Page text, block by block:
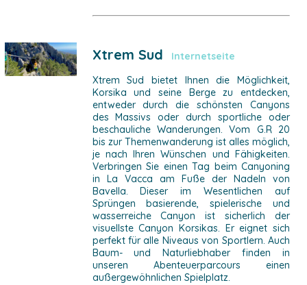
Xtrem Sud
Internetseite
Xtrem Sud bietet Ihnen die Möglichkeit,
Korsika und seine Berge zu entdecken,
entweder durch die schönsten Canyons
des Massivs oder durch sportliche oder
beschauliche Wanderungen. Vom G.R 20
bis zur Themenwanderung ist alles möglich,
je nach Ihren Wünschen und Fähigkeiten.
Verbringen Sie einen Tag beim Canyoning
in La Vacca am Fuße der Nadeln von
Bavella. Dieser im Wesentlichen auf
Sprüngen basierende, spielerische und
wasserreiche Canyon ist sicherlich der
visuellste Canyon Korsikas. Er eignet sich
perfekt für alle Niveaus von Sportlern. Auch
Baum- und Naturliebhaber finden in
unseren Abenteuerparcours einen
außergewöhnlichen Spielplatz.